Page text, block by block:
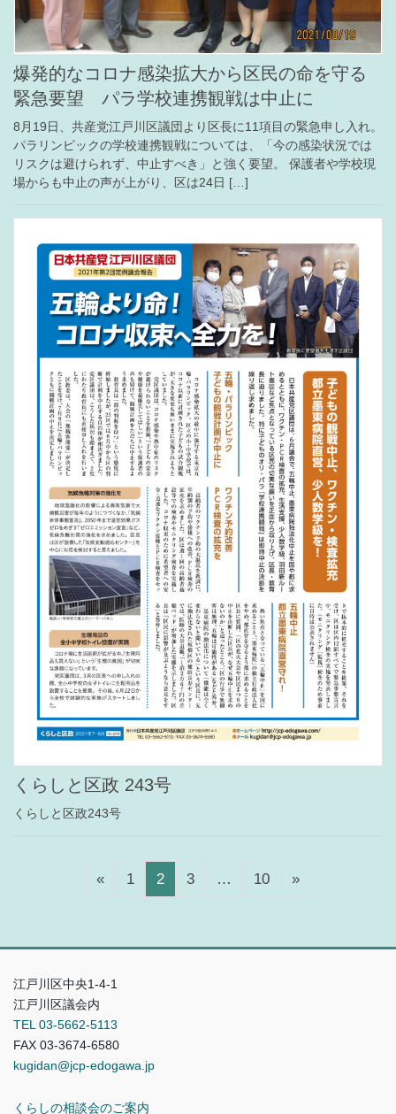
爆発的なコロナ感染拡大から区民の命を守る
緊急要望 パラ学校連携観戦は中止に
8月19日、共産党江戸川区議団より区長に11項目の緊急申し入れ。
パラリンピックの学校連携観戦については、「今の感染状況では
リスクは避けられず、中止すべき」と強く要望。 保護者や学校現
場からも中止の声が上がり、区は24日 […]
くらしと区政 243号
くらしと区政243号
«
固
ー
1
固
定
ー
2
固
ー
3 …
固
ー
10 »
江戸川区中央1-4-1
江戸川区議会内
TEL 03-5662-5113
FAX 03-3674-6580
kugidan@jcp-edogawa.jp
くらしの相談会のご案内